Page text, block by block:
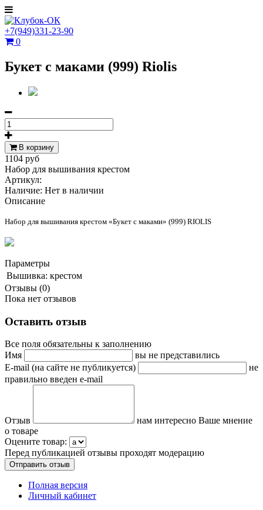
+7(949)331-23-90
0
Букет с маками (999) Riolis
В корзину
1104 руб
Набор для вышивания крестом
Артикул:
Наличие: Нет в наличии
Описание
Набор для вышивания крестом «Букет с маками» (999) RIOLIS
Параметры
Вышивка: крестом
Отзывы (0)
Пока нет отзывов
Оставить отзыв
Все поля обязательны к заполнению
Имя
вы не представились
E-mail (на сайте не публикуется)
не
правильно введен e-mail
Отзыв
нам интересно Ваше мнение
о товаре
Оцените товар:
Перед публикацией отзывы проходят модерацию
Полная версия
Личный кабинет